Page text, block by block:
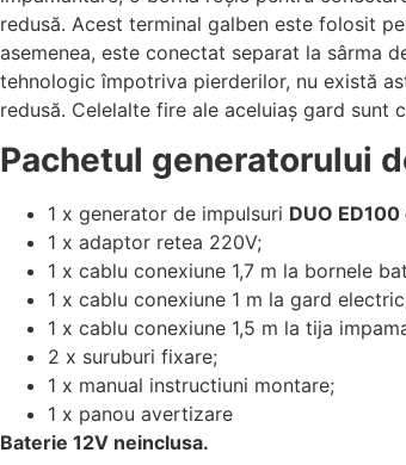
redusă. Acest terminal galben este folosit
asemenea, este conectat separat la sârma
tehnologic împotriva pierderilor, nu există
redusă. Celelalte fire ale aceluiaș gard sunt
Pachetul generatorului
1 x generator de impulsuri DUO
1 x adaptor retea 220V;
1 x cablu conexiune 1,7 m la bornele
1 x cablu conexiune 1 m la gard
1 x cablu conexiune 1,5 m la tija
2 x suruburi fixare;
1 x manual instructiuni montare;
1 x panou avertizare
Baterie 12V neinclusa.